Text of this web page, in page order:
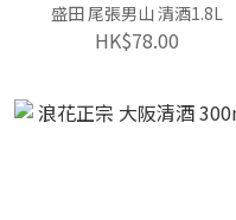
盛田 尾張男山 清酒1.8L
HK$78.00